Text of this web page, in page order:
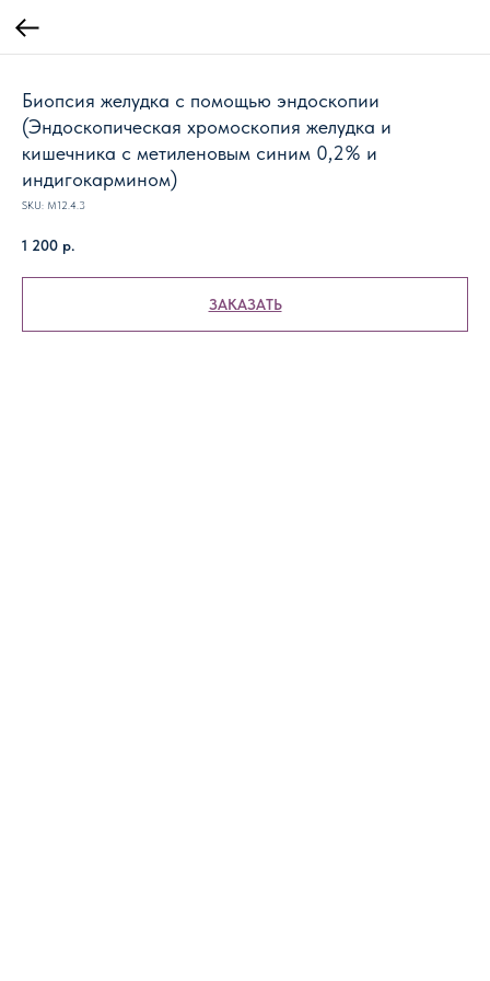
Биопсия желудка с помощью эндоскопии
(Эндоскопическая хромоскопия желудка и
кишечника с метиленовым синим 0,2% и
индигокармином)
SKU: М12.4.3
1 200 р.
ЗАКАЗАТЬ